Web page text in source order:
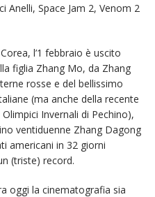
Anelli, Space Jam 2, Venom 2
l’1 febbraio è uscito
figlia Zhang Mo, da Zhang
rosse e del bellissimo
(ma anche della recente
Invernali di Pechino),
ventiduenne Zhang Dagong
americani in 32 giorni
(triste) record.
oggi la cinematografia sia